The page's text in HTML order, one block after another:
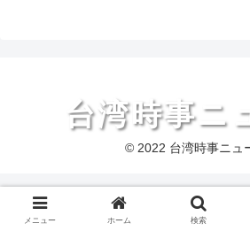
台湾時事ニ
© 2022 台湾時事ニュ
メニュー ホーム 検索